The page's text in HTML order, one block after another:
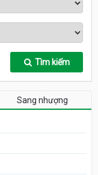
Tìm kiếm
Sang nhượng